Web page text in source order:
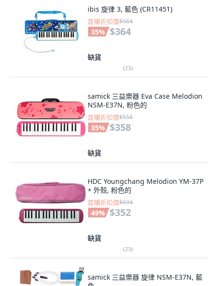
ibis 旋律 3, 藍色 (CR11451)
首購折扣價$564
35% $364
缺貨
(23)
samick 三益樂器 Eva Case Melodion
NSM-E37N, 粉色的
首購折扣價$558
35% $358
缺貨
HDC Youngchang Melodion YM-37P
+ 外殼, 粉色的
首購折扣價$694
49% $352
缺貨
(23)
samick 三益樂器 旋律 NSM-E37N, 藍